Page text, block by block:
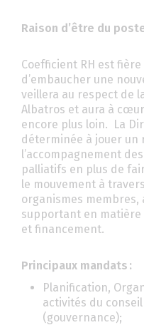
Raison d’être du
Coefficient RH est fière
d’embaucher une
veillera au respect de
Albatros et aura à
encore plus loin. La
déterminée à jouer un
l’accompagnement
palliatifs en plus de
le mouvement à
organismes membres,
supportant en
et financement.
Principaux mandats :
Planification,
activités du
(gouvernance);